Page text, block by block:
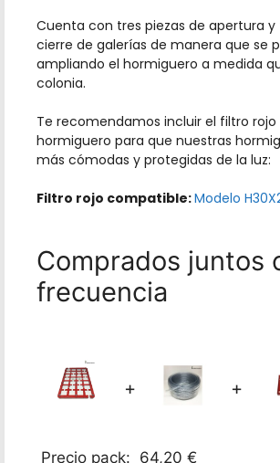
Cuenta con tres piezas de apertura y
cierre de galerías de manera que se
ampliando el hormiguero a medida
colonia.
Te recomendamos incluir el filtro rojo
hormiguero para que nuestras
más cómodas y protegidas de la luz:
Filtro rojo compatible:Modelo
Comprados juntos
frecuencia
+ +
Precio pack: 64,20 €